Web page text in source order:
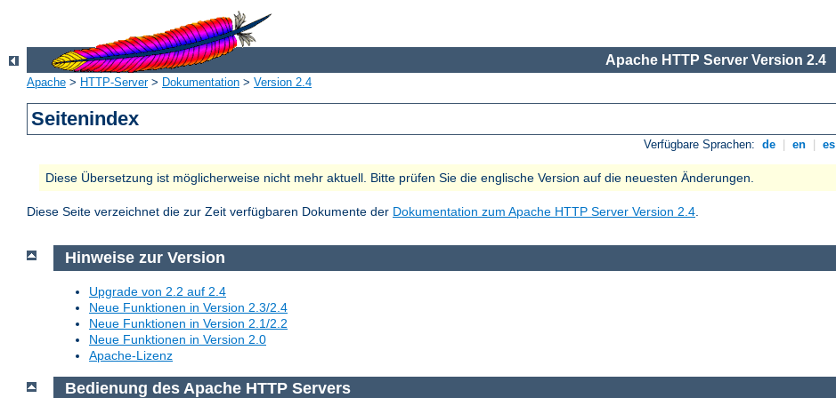
Apache HTTP Server Version 2.4
Apache > HTTP-Server> Dokumentation > Version 2.4
Seitenindex
Verfügbare Sprachen: de en es
Diese Übersetzung ist möglicherweise nicht mehr aktuell. Bitte prüfen Sie die englische Version auf die neuesten Änderungen.
Diese Seite verzeichnet die zur Zeit verfügbaren Dokumente der Dokumentation zum Apache HTTP Server Version 2.4.
Hinweise zur Version
Upgrade von 2.2 auf 2.4
Neue Funktionen in Version 2.3/2.4
Neue Funktionen in Version 2.1/2.2
Neue Funktionen in Version 2.0
Apache-Lizenz
Bedienung des Apache HTTP Servers